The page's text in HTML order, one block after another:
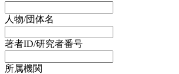
人物/団体名
著者ID/研究者番号
所属機関